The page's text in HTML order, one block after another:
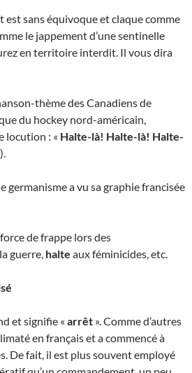
est sans équivoque et claque comme
le jappement d’une sentinelle
en territoire interdit. Il vous dira
thème des Canadiens de
du hockey nord-américain,
locution : « Halte-là! Halte-là! Halte-
germanisme a vu sa graphie francisée
de frappe lors des
guerre, halte aux féminicides, etc.
et signifie « arrêt ». Comme d’autres
en français et a commencé à
De fait, il est plus souvent employé